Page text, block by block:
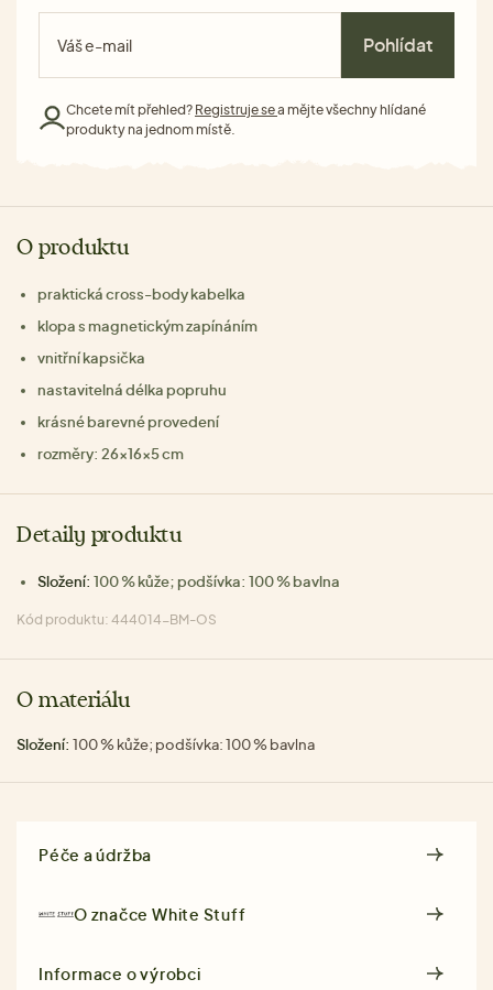
Pohlídat
Chcete mít přehled? Registruje sea mějte všechny hlídané
produkty na jednom místě.
O produktu
praktická cross-body kabelka
klopa s magnetickým zapínáním
vnitřní kapsička
nastavitelná délka popruhu
krásné barevné provedení
rozměry: 26x16x5 cm
Detaily produktu
Složení: 100 % kůže; podšívka: 100 % bavlna
Kód produktu: 444014-BM-OS
O materiálu
Složení: 100 % kůže; podšívka: 100 % bavlna
Péče a údržba
O značceWhite Stuff
Informace o výrobci